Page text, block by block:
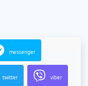
messenger
twitter viber